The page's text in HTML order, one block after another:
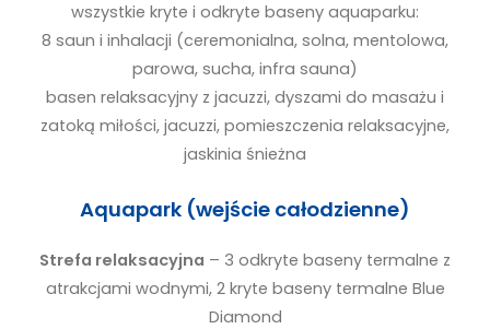
wszystkie kryte i odkryte baseny aquaparku:
8 saun i inhalacji (ceremonialna, solna, mentolowa,
parowa, sucha, infra sauna)
basen relaksacyjny z jacuzzi, dyszami do masażu i
zatoką miłości, jacuzzi, pomieszczenia relaksacyjne,
jaskinia śnieżna
Aquapark (wejście całodzienne)
Strefa relaksacyjna – 3 odkryte baseny termalne z
atrakcjami wodnymi, 2 kryte baseny termalne Blue
Diamond